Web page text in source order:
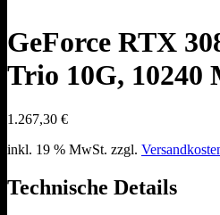
GeForce RTX
Trio 10G, 10240
1.267,30 €
inkl. 19 % MwSt. zzgl.
Technische Details